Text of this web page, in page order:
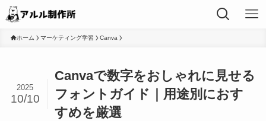
ホーム マーケティング学習 Canva
Canvaで数字をおしゃれに見せる
フォントガイド｜用途別におす
すめを厳選
2025
10/10